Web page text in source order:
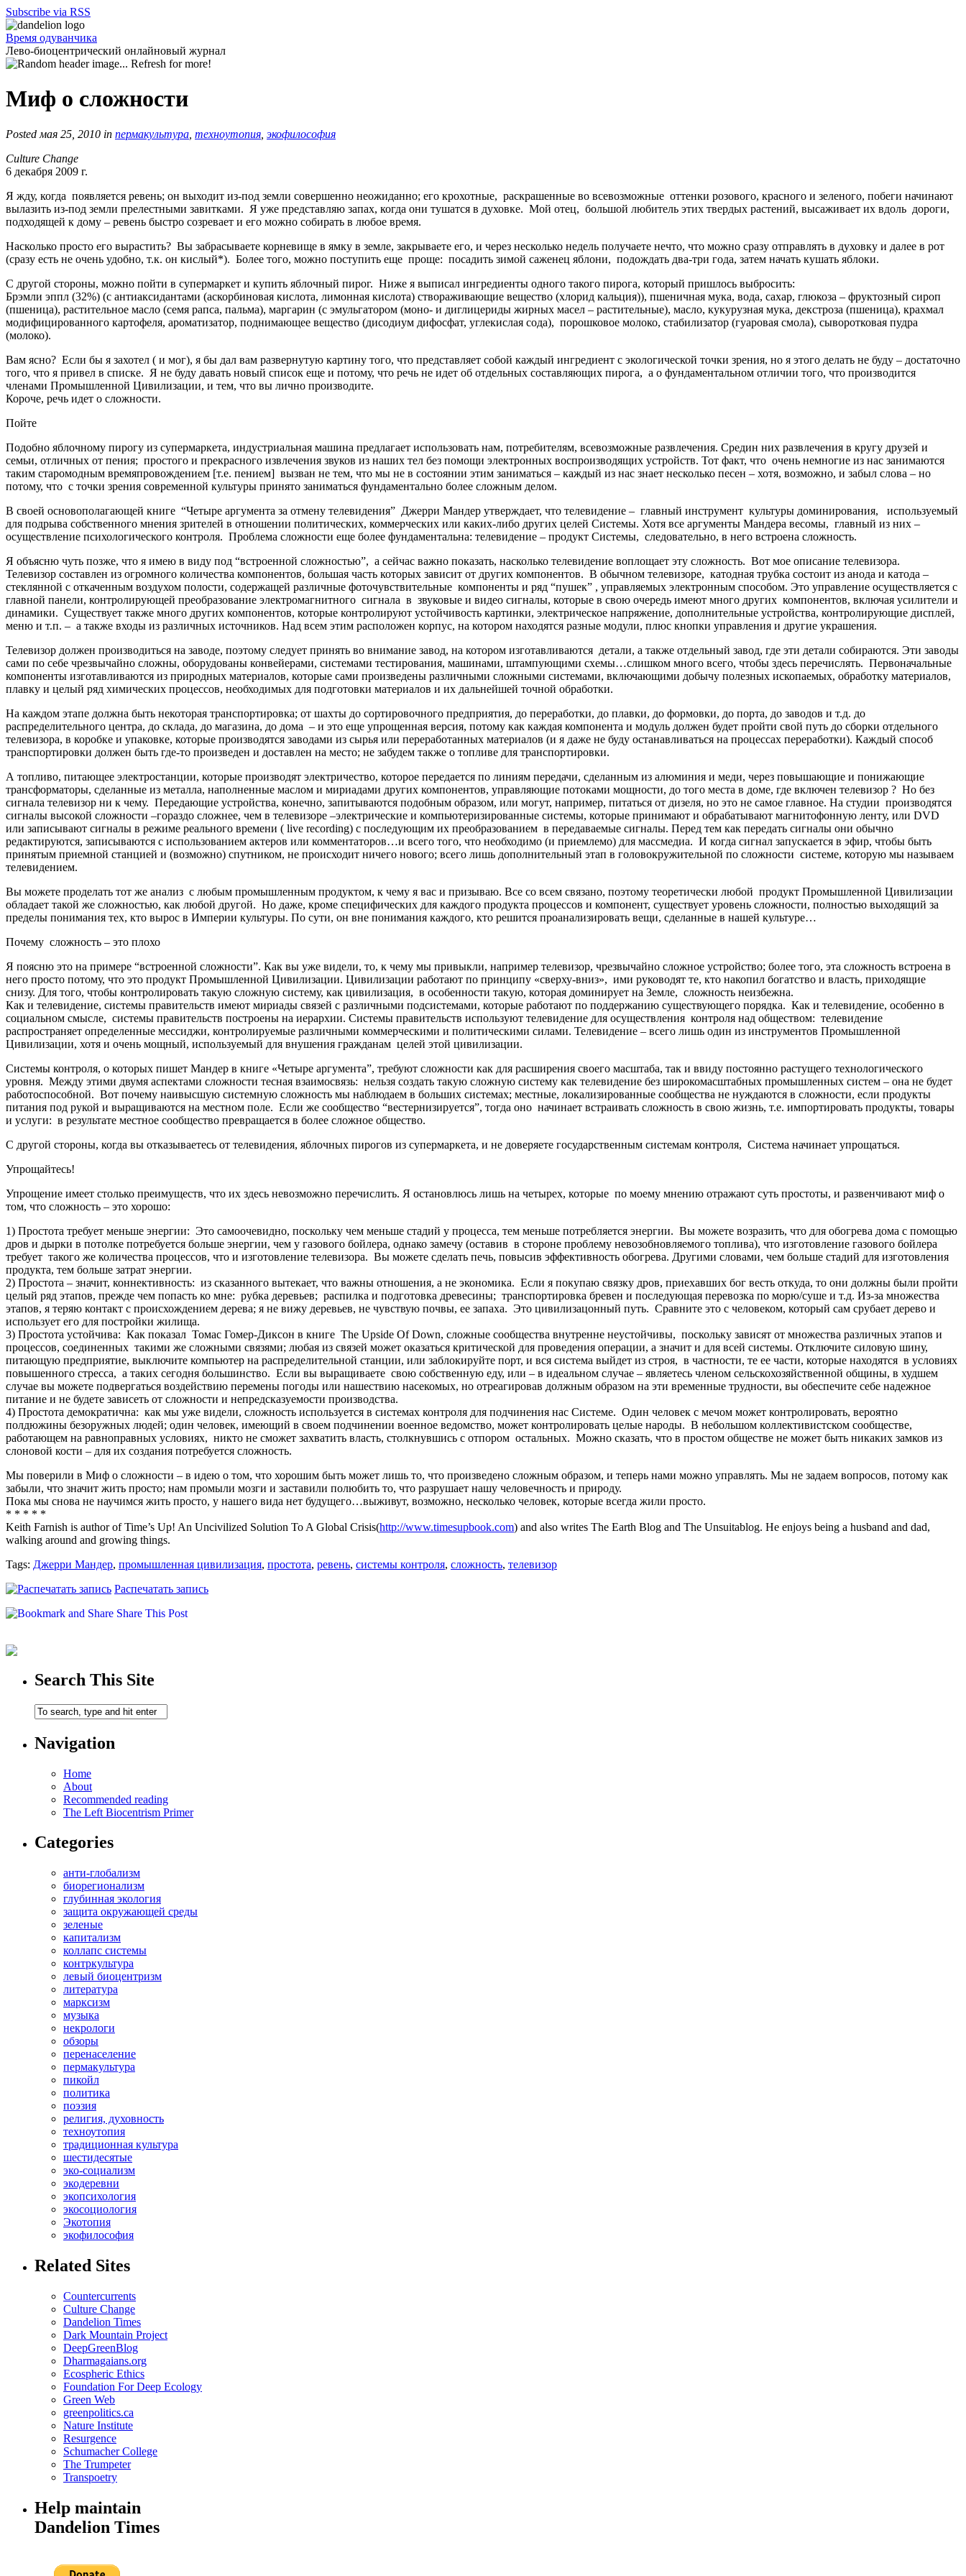
Subscribe via RSS
Время одуванчика
Лево-биоцентрический онлайновый журнал
Миф о сложности
Posted мая 25, 2010 in пермакультура техноутопия экофилософия
Culture Change
6 декабря 2009 г.
Я жду, когда появляется ревень; он выходит из-под земли совершенно неожиданно; его крохотные, раскрашенные во всевозможные оттенки розового, красного и зеленого, побеги начинают
вылазить из-под земли прелестными завитками. Я уже представляю запах, когда они тушатся в духовке. Мой отец, большой любитель этих твердых растений, высаживает их вдоль дороги,
подходящей к дому – ревень быстро созревает и его можно собирать в любое время.
Насколько просто его вырастить? Вы забрасываете корневище в ямку в земле, закрываете его, и через несколько недель получаете нечто, что можно сразу отправлять в духовку и далее в рот
(сразу есть не очень удобно, т.к. он кислый*). Более того, можно поступить еще проще: посадить зимой саженец яблони, подождать два-три года, затем начать кушать яблоки.
С другой стороны, можно пойти в супермаркет и купить яблочный пирог. Ниже я выписал ингредиенты одного такого пирога, который пришлось выбросить:
Брэмли эппл (32%) (с антиаксидантами (аскорбиновая кислота, лимонная кислота) створаживающие вещество (хлорид кальция)), пшеничная мука, вода, сахар, глюкоза – фруктозный сироп
(пшеница), растительное масло (семя рапса, пальма), маргарин (с эмульгатором (моно- и диглицериды жирных масел – растительные), масло, кукурузная мука, декстроза (пшеница), крахмал
модифицированного картофеля, ароматизатор, поднимающее вещество (дисодиум дифосфат, углекислая сода), порошковое молоко, стабилизатор (гуаровая смола), сыворотковая пудра
(молоко).
Вам ясно? Если бы я захотел ( и мог), я бы дал вам развернутую картину того, что представляет собой каждый ингредиент с экологической точки зрения, но я этого делать не буду – достаточно
того, что я привел в списке. Я не буду давать новый список еще и потому, что речь не идет об отдельных составляющих пирога, а о фундаментальном отличии того, что производится
членами Промышленной Цивилизации, и тем, что вы лично производите.
Короче, речь идет о сложности.
Пойте
Подобно яблочному пирогу из супермаркета, индустриальная машина предлагает использовать нам, потребителям, всевозможные развлечения. Средин них развлечения в кругу друзей и
семьи, отличных от пения; простого и прекрасного извлечения звуков из наших тел без помощи электронных воспроизводящих устройств. Тот факт, что очень немногие из нас занимаются
таким старомодным времяпровождением [т.е. пением] вызван не тем, что мы не в состоянии этим заниматься – каждый из нас знает несколько песен – хотя, возможно, и забыл слова – но
потому, что с точки зрения современной культуры принято заниматься фундаментально более сложным делом.
В своей основополагающей книге “Четыре аргумента за отмену телевидения” Джерри Мандер утверждает, что телевидение – главный инструмент культуры доминирования, используемый
для подрыва собственного мнения зрителей в отношении политических, коммерческих или каких-либо других целей Системы. Хотя все аргументы Мандера весомы, главный из них –
осуществление психологического контроля. Проблема сложности еще более фундаментальна: телевидение – продукт Системы, следовательно, в него встроена сложность.
Я объясню чуть позже, что я имею в виду под “встроенной сложностью”, а сейчас важно показать, насколько телевидение воплощает эту сложность. Вот мое описание телевизора.
Телевизор составлен из огромного количества компонентов, большая часть которых зависит от других компонентов. В обычном телевизоре, катодная трубка состоит из анода и катода –
стеклянной с откаченным воздухом полости, содержащей различные фоточувствительные компоненты и ряд “пушек” , управляемых электронным способом. Это управление осуществляется с
главной панели, контролирующей преобразование электромагнитного сигнала в звуковые и видео сигналы, которые в свою очередь имеют много других компонентов, включая усилители и
динамики. Существует также много других компонентов, которые контролируют устойчивость картинки, электрическое напряжение, дополнительные устройства, контролирующие дисплей,
меню и т.п. – а также входы из различных источников. Над всем этим расположен корпус, на котором находятся разные модули, плюс кнопки управления и другие украшения.
Телевизор должен производиться на заводе, поэтому следует принять во внимание завод, на котором изготавливаются детали, а также отдельный завод, где эти детали собираются. Эти заводы
сами по себе чрезвычайно сложны, оборудованы конвейерами, системами тестирования, машинами, штампующими схемы…слишком много всего, чтобы здесь перечислять. Первоначальные
компоненты изготавливаются из природных материалов, которые сами произведены различными сложными системами, включающими добычу полезных ископаемых, обработку материалов,
плавку и целый ряд химических процессов, необходимых для подготовки материалов и их дальнейшей точной обработки.
На каждом этапе должна быть некоторая транспортировка; от шахты до сортировочного предприятия, до переработки, до плавки, до формовки, до порта, до заводов и т.д. до
распределительного центра, до склада, до магазина, до дома – и это еще упрощенная версия, потому как каждая компонента и модуль должен будет пройти свой путь до сборки отдельного
телевизора, в коробке и упаковке, которые производятся заводами из сырья или переработанных материалов (и я даже не буду останавливаться на процессах переработки). Каждый способ
транспортировки должен быть где-то произведен и доставлен на место; не забудем также о топливе для транспортировки.
А топливо, питающее электростанции, которые производят электричество, которое передается по линиям передачи, сделанным из алюминия и меди, через повышающие и понижающие
трансформаторы, сделанные из металла, наполненные маслом и мириадами других компонентов, управляющие потоками мощности, до того места в доме, где включен телевизор ? Но без
сигнала телевизор ни к чему. Передающие устройства, конечно, запитываются подобным образом, или могут, например, питаться от дизеля, но это не самое главное. На студии производятся
сигналы высокой сложности –гораздо сложнее, чем в телевизоре –электрические и компьютеризированные системы, которые принимают и обрабатывают магнитофонную ленту, или DVD
или записывают сигналы в режиме реального времени ( live recording) с последующим их преобразованием в передаваемые сигналы. Перед тем как передать сигналы они обычно
редактируются, записываются с использованием актеров или комментаторов…и всего того, что необходимо (и приемлемо) для массмедиа. И когда сигнал запускается в эфир, чтобы быть
принятым приемной станцией и (возможно) спутником, не происходит ничего нового; всего лишь дополнительный этап в головокружительной по сложности системе, которую мы называем
телевидением.
Вы можете проделать тот же анализ с любым промышленным продуктом, к чему я вас и призываю. Все со всем связано, поэтому теоретически любой продукт Промышленной Цивилизации
обладает такой же сложностью, как любой другой. Но даже, кроме специфических для каждого продукта процессов и компонент, существует уровень сложности, полностью выходящий за
пределы понимания тех, кто вырос в Империи культуры. По сути, он вне понимания каждого, кто решится проанализировать вещи, сделанные в нашей культуре…
Почему сложность – это плохо
Я поясню это на примере “встроенной сложности”. Как вы уже видели, то, к чему мы привыкли, например телевизор, чрезвычайно сложное устройство; более того, эта сложность встроена в
него просто потому, что это продукт Промышленной Цивилизации. Цивилизации работают по принципу «сверху-вниз», ими руководят те, кто накопил богатство и власть, приходящие
снизу. Для того, чтобы контролировать такую сложную систему, как цивилизация, в особенности такую, которая доминирует на Земле, сложность неизбежна.
Как и телевидение, системы правительств имеют мириады связей с различными подсистемами, которые работают по поддержанию существующего порядка. Как и телевидение, особенно в
социальном смысле, системы правительств построены на иерархии. Системы правительств используют телевидение для осуществления контроля над обществом: телевидение
распространяет определенные мессиджи, контролируемые различными коммерческими и политическими силами. Телевидение – всего лишь один из инструментов Промышленной
Цивилизации, хотя и очень мощный, используемый для внушения гражданам целей этой цивилизации.
Системы контроля, о которых пишет Мандер в книге «Четыре аргумента”, требуют сложности как для расширения своего масштаба, так и ввиду постоянно растущего технологического
уровня. Между этими двумя аспектами сложности тесная взаимосвязь: нельзя создать такую сложную систему как телевидение без широкомасштабных промышленных систем – она не будет
работоспособной. Вот почему наивысшую системную сложность мы наблюдаем в больших системах; местные, локализированные сообщества не нуждаются в сложности, если продукты
питания под рукой и выращиваются на местном поле. Если же сообщество “вестернизируется”, тогда оно начинает встраивать сложность в свою жизнь, т.е. импортировать продукты, товары
и услуги: в результате местное сообщество превращается в более сложное общество.
С другой стороны, когда вы отказываетесь от телевидения, яблочных пирогов из супермаркета, и не доверяете государственным системам контроля, Система начинает упрощаться.
Упрощайтесь!
Упрощение имеет столько преимуществ, что их здесь невозможно перечислить. Я остановлюсь лишь на четырех, которые по моему мнению отражают суть простоты, и развенчивают миф о
том, что сложность – это хорошо:
1) Простота требует меньше энергии: Это самоочевидно, поскольку чем меньше стадий у процесса, тем меньше потребляется энергии. Вы можете возразить, что для обогрева дома с помощью
дров и дырки в потолке потребуется больше энергии, чем у газового бойлера, однако замечу (оставив в стороне проблему невозобновляемого топлива), что изготовление газового бойлера
требует такого же количества процессов, что и изготовление телевизора. Вы можете сделать печь, повысив эффективность обогрева. Другими словами, чем больше стадий для изготовления
продукта, тем больше затрат энергии.
2) Простота – значит, коннективность: из сказанного вытекает, что важны отношения, а не экономика. Если я покупаю связку дров, приехавших бог весть откуда, то они должны были пройти
целый ряд этапов, прежде чем попасть ко мне: рубка деревьев; распилка и подготовка древесины; транспортировка бревен и последующая перевозка по морю/суше и т.д. Из-за множества
этапов, я теряю контакт с происхождением дерева; я не вижу деревьев, не чувствую почвы, ее запаха. Это цивилизацонный путь. Сравните это с человеком, который сам срубает дерево и
использует его для постройки жилища.
3) Простота устойчива: Как показал Томас Гомер-Диксон в книге The Upside Of Down, сложные сообщества внутренне неустойчивы, поскольку зависят от множества различных этапов и
процессов, соединенных такими же сложными связями; любая из связей может оказаться критической для проведения операции, а значит и для всей системы. Отключите силовую шину,
питающую предприятие, выключите компьютер на распределительной станции, или заблокируйте порт, и вся система выйдет из строя, в частности, те ее части, которые находятся в условиях
повышенного стресса, а таких сегодня большинство. Если вы выращиваете свою собственную еду, или – в идеальном случае – являетесь членом сельскохозяйственной общины, в худшем
случае вы можете подвергаться воздействию перемены погоды или нашествию насекомых, но отреагировав должным образом на эти временные трудности, вы обеспечите себе надежное
питание и не будете зависеть от сложности и непредсказуемости производства.
4) Простота демократична: как мы уже видели, сложность используется в системах контроля для подчинения нас Системе. Один человек с мечом может контролировать, вероятно
полдюжины безоружных людей; один человек, имеющий в своем подчинении военное ведомство, может контролировать целые народы. В небольшом коллективистском сообществе,
работающем на равноправных условиях, никто не сможет захватить власть, столкнувшись с отпором остальных. Можно сказать, что в простом обществе не может быть никаких замков из
слоновой кости – для их создания потребуется сложность.
Мы поверили в Миф о сложности – в идею о том, что хорошим быть может лишь то, что произведено сложным образом, и теперь нами можно управлять. Мы не задаем вопросов, потому как
забыли, что значит жить просто; нам промыли мозги и заставили полюбить то, что разрушает нашу человечность и природу.
Пока мы снова не научимся жить просто, у нашего вида нет будущего…выживут, возможно, несколько человек, которые всегда жили просто.
* * * * *
Keith Farnish is author of Time’s Up! An Uncivilized Solution To A Global Crisis(http://www.timesupbook.com) and also writes The Earth Blog and The Unsuitablog. He enjoys being a husband and dad,
walking around and growing things.
Tags: Джерри Мандер, промышленная цивилизация, простота, ревень, системы контроля, сложность, телевизор
Распечатать запись
Share This Post
Search This Site
Navigation
Home
About
Recommended reading
The Left Biocentrism Primer
Categories
анти-глобализм
биорегионализм
глубинная экология
защита окружающей среды
зеленые
капитализм
коллапс системы
контркультура
левый биоцентризм
литература
марксизм
музыка
некрологи
обзоры
перенаселение
пермакультура
пикойл
политика
поэзия
религия, духовность
техноутопия
традиционная культура
шестидесятые
эко-социализм
экодеревни
экопсихология
экосоциология
Экотопия
экофилософия
Related Sites
Countercurrents
Culture Change
Dandelion Times
Dark Mountain Project
DeepGreenBlog
Dharmagaians.org
Ecospheric Ethics
Foundation For Deep Ecology
Green Web
greenpolitics.ca
Nature Institute
Resurgence
Schumacher College
The Trumpeter
Transpoetry
Help maintain
Dandelion Times